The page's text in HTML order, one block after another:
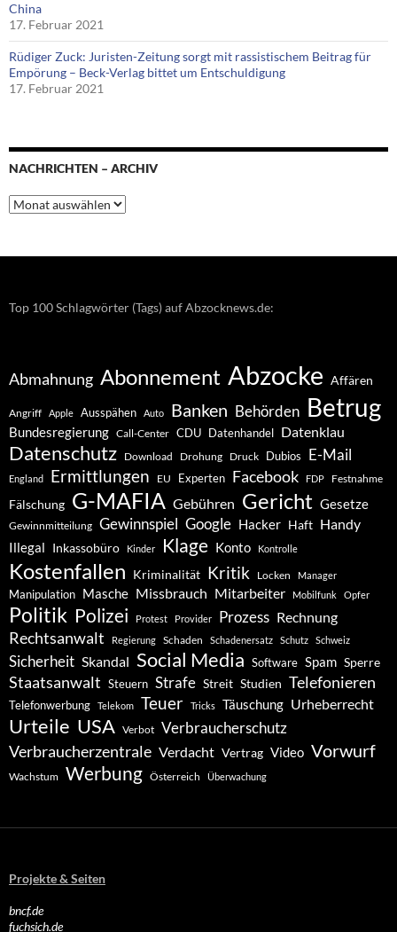
China
17. Februar 2021
Rüdiger Zuck: Juristen-Zeitung sorgt mit rassistischem Beitrag für
Empörung – Beck-Verlag bittet um Entschuldigung
17. Februar 2021
NACHRICHTEN – ARCHIV
Nachrichten
–
Top 100 Schlagwörter (Tags) auf Abzocknews.de:
Abmahnung Abonnement Abzocke Affären
Angriff Apple Ausspähen Auto Banken Behörden Betrug
Bundesregierung Call-Center CDU Datenhandel Datenklau
Datenschutz Download Drohung Druck Dubios E-Mail
England Ermittlungen EU Experten Facebook FDP Festnahme
Fälschung G-MAFIA Gebühren Gericht Gesetze
Gewinnmitteilung Gewinnspiel Google Hacker Haft Handy
Illegal Inkassobüro Kinder Klage Konto Kontrolle
Kostenfallen Kriminalität Kritik Locken Manager
Manipulation Masche Missbrauch Mitarbeiter Mobilfunk Opfer
Politik Polizei Protest Provider Prozess Rechnung
Rechtsanwalt Regierung Schaden Schadenersatz Schutz Schweiz
Sicherheit Skandal Social Media Software Spam Sperre
Staatsanwalt Steuern Strafe Streit Studien Telefonieren
Telefonwerbung Telekom Teuer Tricks Täuschung Urheberrecht
Urteile USA Verbot Verbraucherschutz
Verbraucherzentrale Verdacht Vertrag Video Vorwurf
Wachstum Werbung Österreich Überwachung
Projekte & Seiten
bncf.de
fuchsich.de